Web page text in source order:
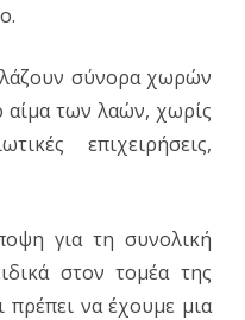
σύνορα χωρών
αίμα των λαών, χωρίς
επιχειρήσεις,
για τη συνολική
στον τομέα της
πρέπει να έχουμε μια